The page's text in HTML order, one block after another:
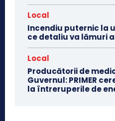
Local
Incendiu puternic la
ce detaliu va lămuri
Local
Producătorii de
Guvernul: PRIMER
la întreruperile de